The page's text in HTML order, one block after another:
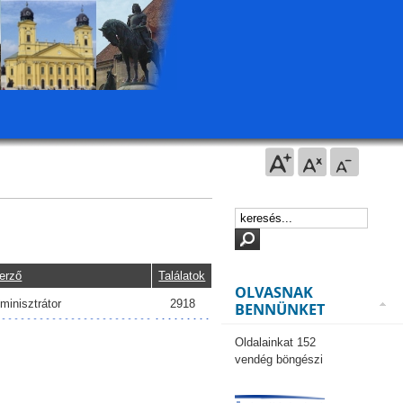
Találatok
2918
OLVASNAK
BENNÜNKET
Oldalainkat 152
vendég böngészi